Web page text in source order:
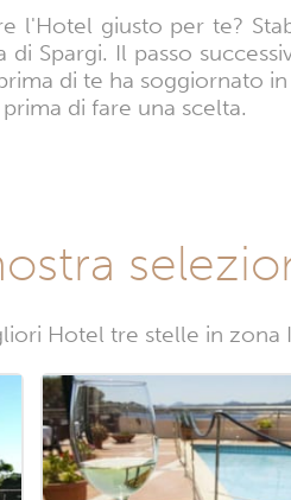
l'Hotel giusto per te?
Spargi. Il passo
di te ha soggiornato
di fare una scelta.
Hotel tre stelle in zona